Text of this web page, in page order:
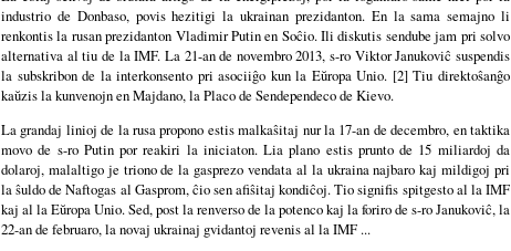
industrio de Donbaso, povis hezitigi la ukrainan prezidanton. En la sama semajno li
renkontis la rusan prezidanton Vladimir Putin en Soĉio. Ili diskutis sendube jam pri solvo
alternativa al tiu de la IMF. La 21-an de novembro 2013, s-ro Viktor Janukoviĉ suspendis
la subskribon de la interkonsento pri asociiĝo kun la Eŭropa Unio. [2] Tiu direktoŝanĝo
kaŭzis la kunvenojn en Majdano, la Placo de Sendependeco de Kievo.
La grandaj linioj de la rusa propono estis malkaŝitaj nur la 17-an de decembro, en taktika
movo de s-ro Putin por reakiri la iniciaton. Lia plano estis prunto de 15 miliardoj da
dolaroj, malaltigo je triono de la gasprezo vendata al la ukraina najbaro kaj mildigoj pri
la ŝuldo de Naftogas al Gasprom, ĉio sen afiŝitaj kondiĉoj. Tio signifis spitgesto al la IMF
kaj al la Eŭropa Unio. Sed, post la renverso de la potenco kaj la foriro de s-ro Janukoviĉ, la
22-an de februaro, la novaj ukrainaj gvidantoj revenis al la IMF ...